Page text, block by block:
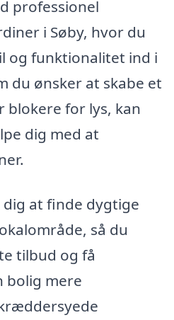
professionel
i Søby, hvor du
og funktionalitet ind i
du ønsker at skabe et
blokere for lys, kan
dig med at
at finde dygtige
så du
tilbud og få
bolig mere